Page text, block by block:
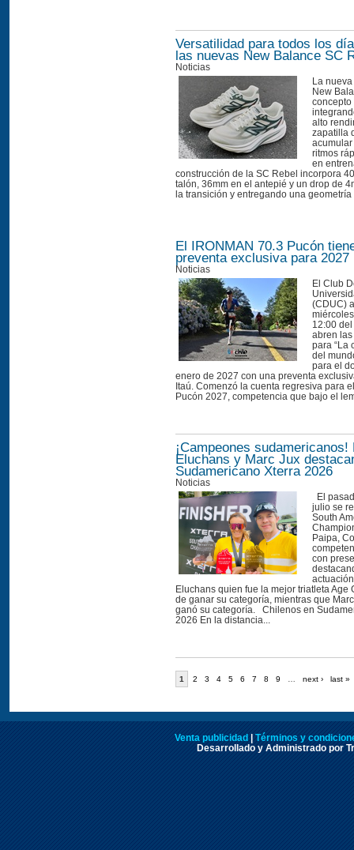
Versatilidad para todos los
las nuevas New Balance SC
Noticias
La
New
concepto
alto
zapatilla
ritmos
en
construcción de la SC Rebel incorpora
talón, 36mm en el antepié y un drop de
la transición y entregando una
El IRONMAN 70.3 Pucón
preventa exclusiva para 2027
Noticias
El Club
(CDUC)
12:00
abren
para “La
del
para el
enero de 2027 con una preventa
Itaú. Comenzó la cuenta regresiva para
Pucón 2027, competencia que bajo el
¡Campeones sudamericanos!
Eluchans y Marc Jux
Sudamericano Xterra 2026
Noticias
El
julio se
South
Paipa,
con
Eluchans quien fue la mejor triatleta Age
de ganar su categoría, mientras que
ganó su categoría. Chilenos en
2026 En la distancia...
1 2 3 4 5 6 7 8 9 … next › last »
Venta publicidad
Términos y
Desarrollado y Administrado por